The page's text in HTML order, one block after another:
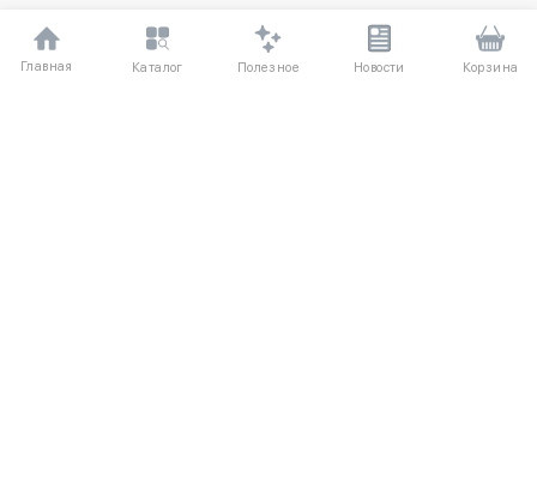
Главная Каталог Полезное Новости Корзина